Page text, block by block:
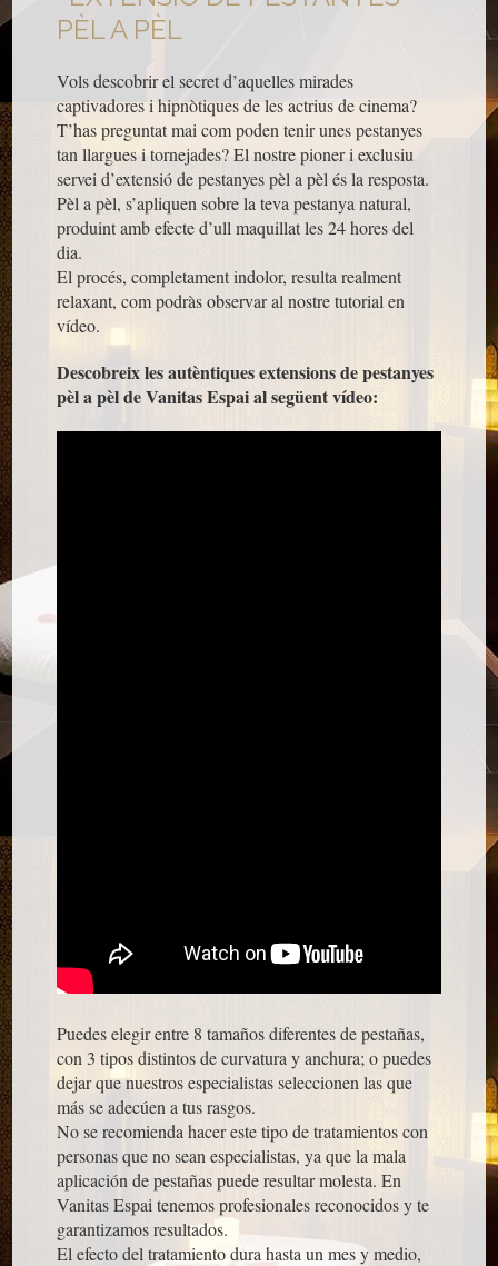
PÈL A PÈL
Vols descobrir el secret d’aquelles mirades
captivadores i hipnòtiques de les actrius de cinema?
T’has preguntat mai com poden tenir unes pestanyes
tan llargues i tornejades? El nostre pioner i exclusiu
servei d’extensió de pestanyes pèl a pèl és la resposta.
Pèl a pèl, s’apliquen sobre la teva pestanya natural,
produint amb efecte d’ull maquillat les 24 hores del
dia.
El procés, completament indolor, resulta realment
relaxant, com podràs observar al nostre tutorial en
vídeo.
Descobreix les autèntiques extensions de pestanyes
pèl a pèl de Vanitas Espai al següent vídeo:
Puedes elegir entre 8 tamaños diferentes de pestañas,
con 3 tipos distintos de curvatura y anchura; o puedes
dejar que nuestros especialistas seleccionen las que
más se adecúen a tus rasgos.
No se recomienda hacer este tipo de tratamientos con
personas que no sean especialistas, ya que la mala
aplicación de pestañas puede resultar molesta. En
Vanitas Espai tenemos profesionales reconocidos y te
garantizamos resultados.
El efecto del tratamiento dura hasta un mes y medio,